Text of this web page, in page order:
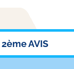
2ème AVIS